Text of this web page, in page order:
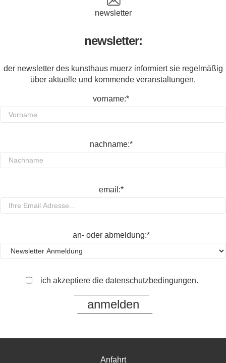
newsletter
newsletter:
der newsletter des kunsthaus muerz informiert sie regelmäßig
über aktuelle und kommende veranstaltungen.
vorname:*
nachname:*
email:*
an- oder abmeldung:*
ich akzeptiere die datenschutzbedingungen.
Anfahrt